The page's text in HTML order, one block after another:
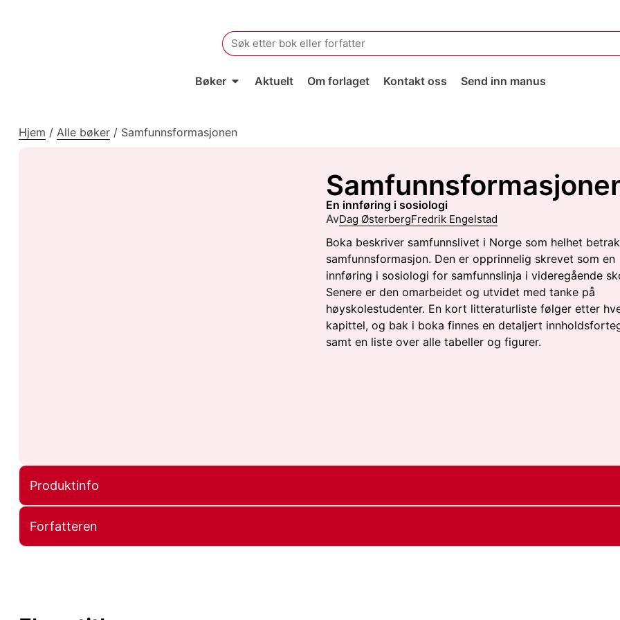
Search
for:
Bøker Aktuelt Om forlaget Kontakt oss Send inn manus
Hjem / Alle bøker / Samfunnsformasjonen
en innføring i sosiologi
AvDag ØsterbergFredrik Engelstad
Boka beskriver samfunnslivet i Norge som helhet
samfunnsformasjon. Den er opprinnelig skrevet som en
innføring i sosiologi for samfunnslinja i videregående
Senere er den omarbeidet og utvidet med tanke på
høyskolestudenter. En kort litteraturliste følger etter
kapittel, og bak i boka finnes en detaljert
samt en liste over alle tabeller og figurer.
Produktinfo
Forfatteren